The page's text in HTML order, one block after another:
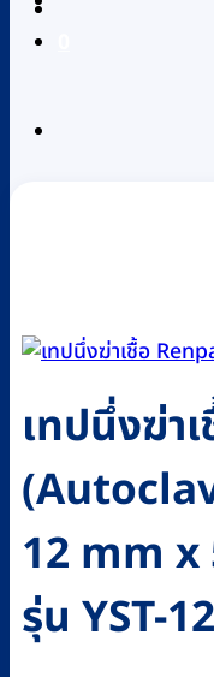
เทปนึ่งฆ่า
12 mm x
รุ่น YST-